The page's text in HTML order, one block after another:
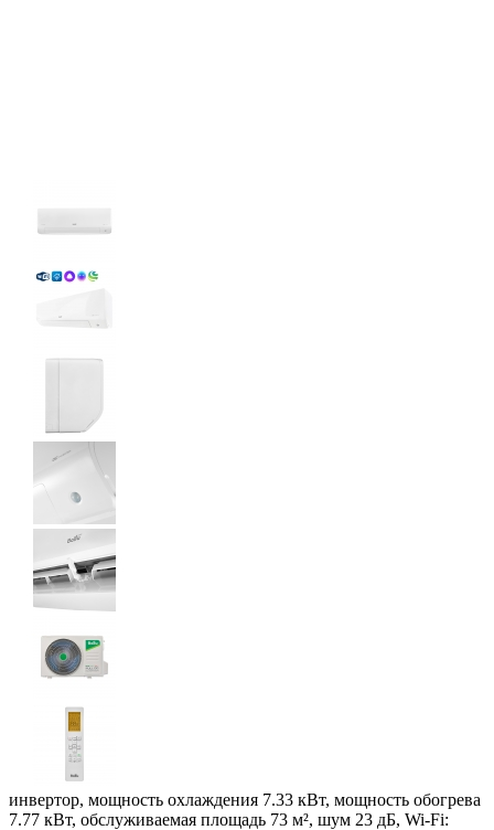
инвертор, мощность охлаждения 7.33 кВт, мощность обогрева
7.77 кВт, обслуживаемая площадь 73 м², шум 23 дБ, Wi-Fi: